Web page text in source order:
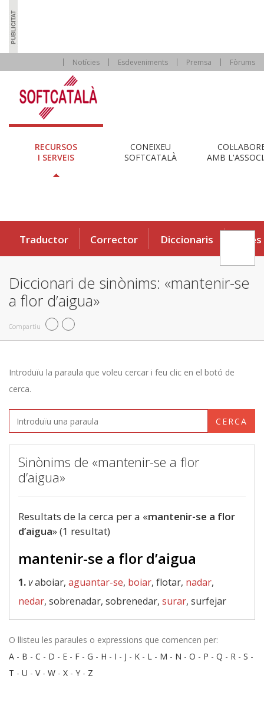
Notícies Esdeveniments Premsa Fòrums
RECURSOS
I SERVEIS
CONEIXEU
SOFTCATALÀ
AMB
Traductor Corrector Diccionaris Eines
Diccionari de sinònims: «mantenir-se
a flor d’aigua»
Compartiu
Introduïu la paraula que voleu cercar i feu clic en el botó de
cerca.
CERCA
Sinònims de «mantenir-se a flor
d’aigua»
Resultats de la cerca per a «mantenir-se a flor
d’aigua» (1 resultat)
mantenir-se a flor d’aigua
1.vaboiar, aguantar-se, boiar, flotar, nadar,
nedar, sobrenadar, sobrenedar, surar, surfejar
O llisteu les paraules o expressions que comencen per:
A - B - C - D - E - F - G - H - I - J - K - L - M - N - O - P - Q - R - S -
T - U - V- W - X - Y - Z